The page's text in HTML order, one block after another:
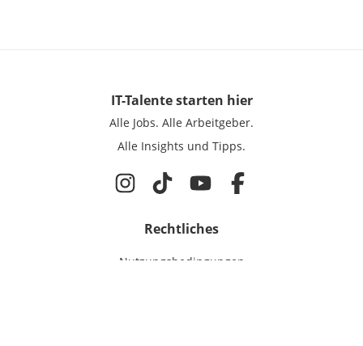
IT-Talentestarten hier
Alle Jobs. Alle Arbeitgeber.
Alle Insights und Tipps.
Rechtliches
Nutzungsbedingungen